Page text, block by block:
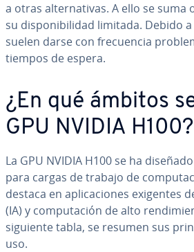
a otras al­te­r­na­ti­vas. A ello se suma
su di­s­po­ni­bi­li­dad limitada. Debido
suelen darse con fre­cue­n­cia
tiempos de espera.
¿En qué ámbitos
GPU NVIDIA H100?
La GPU NVIDIA H100 se ha
para cargas de trabajo de
destaca en apli­ca­cio­nes exigentes
(IA) y co­mpu­tación de alto
siguiente tabla, se resumen sus
uso.